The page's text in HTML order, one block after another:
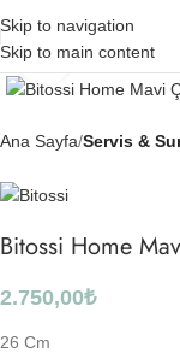
Skip to navigation
Skip to main content
Click to enlarge
Ana Sayfa Servis &
Bitossi Home
2.750,00₺
26 Cm